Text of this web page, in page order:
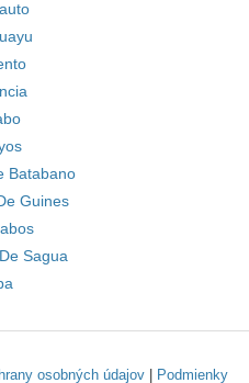
Batabano
Guines
Sagua
osobných údajov| Podmienky